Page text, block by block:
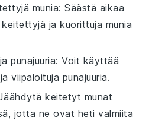
munia: Säästä aikaa
ja kuorittuja munia
punajuuria: Voit käyttää
viipaloituja punajuuria.
keitetyt munat
jotta ne ovat heti valmiita